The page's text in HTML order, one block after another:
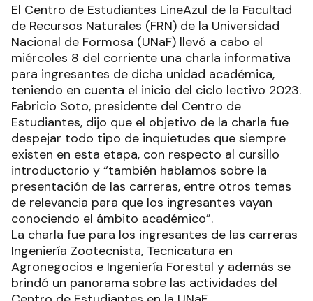
El Centro de Estudiantes LineAzul de la Facultad
de Recursos Naturales (FRN) de la Universidad
Nacional de Formosa (UNaF) llevó a cabo el
miércoles 8 del corriente una charla informativa
para ingresantes de dicha unidad académica,
teniendo en cuenta el inicio del ciclo lectivo 2023.
Fabricio Soto, presidente del Centro de
Estudiantes, dijo que el objetivo de la charla fue
despejar todo tipo de inquietudes que siempre
existen en esta etapa, con respecto al cursillo
introductorio y “también hablamos sobre la
presentación de las carreras, entre otros temas
de relevancia para que los ingresantes vayan
conociendo el ámbito académico”.
La charla fue para los ingresantes de las carreras
Ingeniería Zootecnista, Tecnicatura en
Agronegocios e Ingeniería Forestal y además se
brindó un panorama sobre las actividades del